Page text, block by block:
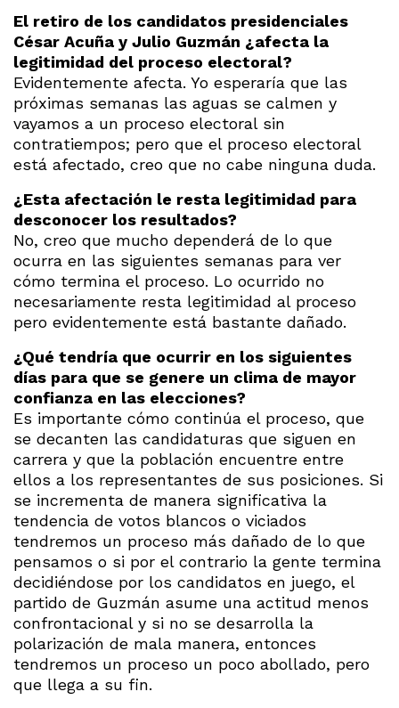
El retiro de los candidatos presidenciales
César Acuña y Julio Guzmán ¿afecta la
legitimidad del proceso electoral?
Evidentemente afecta. Yo esperaría que las
próximas semanas las aguas se calmen y
vayamos a un proceso electoral sin
contratiempos; pero que el proceso electoral
está afectado, creo que no cabe ninguna duda.
¿Esta afectación le resta legitimidad para
desconocer los resultados?
No, creo que mucho dependerá de lo que
ocurra en las siguientes semanas para ver
cómo termina el proceso. Lo ocurrido no
necesariamente resta legitimidad al proceso
pero evidentemente está bastante dañado.
¿Qué tendría que ocurrir en los siguientes
días para que se genere un clima de mayor
confianza en las elecciones?
Es importante cómo continúa el proceso, que
se decanten las candidaturas que siguen en
carrera y que la población encuentre entre
ellos a los representantes de sus posiciones. Si
se incrementa de manera significativa la
tendencia de votos blancos o viciados
tendremos un proceso más dañado de lo que
pensamos o si por el contrario la gente termina
decidiéndose por los candidatos en juego, el
partido de Guzmán asume una actitud menos
confrontacional y si no se desarrolla la
polarización de mala manera, entonces
tendremos un proceso un poco abollado, pero
que llega a su fin.